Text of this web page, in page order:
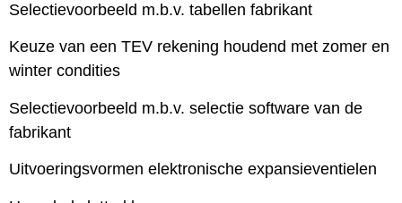
Selectievoorbeeld m.b.v. tabellen fabrikant
Keuze van een TEV rekening houdend met zomer en
winter condities
Selectievoorbeeld m.b.v. selectie software van de
fabrikant
Uitvoeringsvormen elektronische expansieventielen